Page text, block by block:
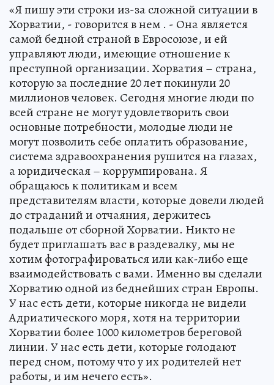
«Я пишу эти строки из-за сложной ситуации в
Хорватии, - говорится в нем . - Она является
самой бедной страной в Евросоюзе, и ей
управляют люди, имеющие отношение к
преступной организации. Хорватия – страна,
которую за последние 20 лет покинули 20
миллионов человек. Сегодня многие люди по
всей стране не могут удовлетворить свои
основные потребности, молодые люди не
могут позволить себе оплатить образование,
система здравоохранения рушится на глазах,
а юридическая – коррумпирована. Я
обращаюсь к политикам и всем
представителям власти, которые довели людей
до страданий и отчаяния, держитесь
подальше от сборной Хорватии. Никто не
будет приглашать вас в раздевалку, мы не
хотим фотографироваться или как-либо еще
взаимодействовать с вами. Именно вы сделали
Хорватию одной из беднейших стран Европы.
У нас есть дети, которые никогда не видели
Адриатического моря, хотя на территории
Хорватии более 1000 километров береговой
линии. У нас есть дети, которые голодают
перед сном, потому что у их родителей нет
работы, и им нечего есть».